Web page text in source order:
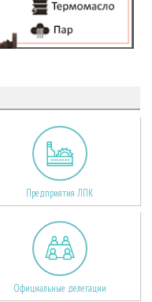
Предприятия ЛПК
Официальные делегации